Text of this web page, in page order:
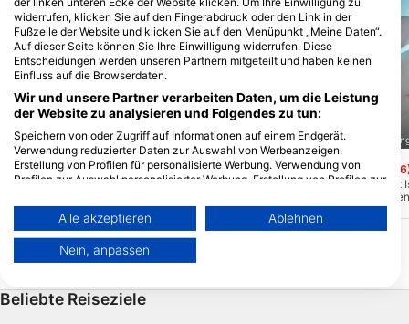
Scuba Guam, 96913 Tamuning
Agana Bay(★4.5)
und Weichkorallen mit einem Überfluss
an Rifffischen. Nur vom Boot aus
betauchbar. Dies ist ein großartiger
Strömungstauchgang!
Scuba Guam, 96913
Alupat Island
Unmittelbar vor Alupat
Hart- und
Überfluss an
gelegentlich ein
ausgezeichneter
Beliebte Reiseziele
widerrufen, klicken Sie auf den Fingerabdruck oder den Link in der
Fußzeile der Website und klicken Sie auf den Menüpunkt „Meine Daten“.
Auf dieser Seite können Sie Ihre Einwilligung widerrufen. Diese
Entscheidungen werden unseren Partnern mitgeteilt und haben keinen
Einfluss auf die Browserdaten.
Wir und unsere Partner verarbeiten Daten, um die Leistung
der Website zu analysieren und Folgendes zu tun:
Speichern von oder Zugriff auf Informationen auf einem Endgerät.
Verwendung reduzierter Daten zur Auswahl von Werbeanzeigen.
Erstellung von Profilen für personalisierte Werbung. Verwendung von
Profilen zur Auswahl personalisierter Werbung. Erstellung von Profilen zur
personalisierter Inhalte. Messung der Werbeleistung. Messung der
Performance von Inhalten. Analyse von Zielgruppen durch Statistiken
oder Kombinationen von Daten aus verschiedenen Quellen. Entwicklung
und Verbesserung der Angebote. Verwendung reduzierter Daten zur
Auswahl von Inhalten.
Weitere Infos zur Datennutzung durch Google findest du hier:
https://business.safety.google/privacy/
Alle akzeptieren Ablehnen
Nein, anpassen